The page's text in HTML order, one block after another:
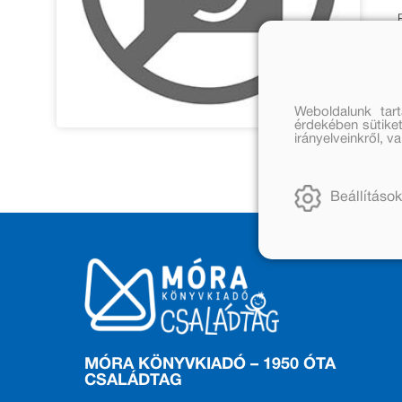
MÓRA KÖNYVKIADÓ – 1950 ÓTA
CSALÁDTAG
Weboldalunk
érdekében
irányelveinkről,
Beállítások